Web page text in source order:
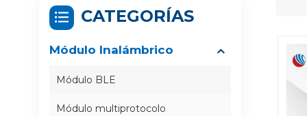
CATEGORÍAS
Módulo Inalámbrico
Módulo BLE
Módulo multiprotocolo